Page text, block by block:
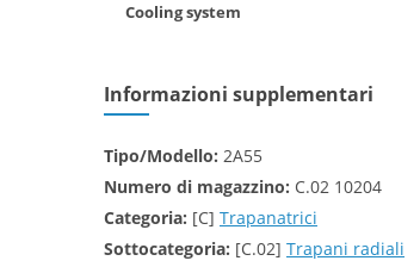
Cooling system
Informazioni supplementari
Tipo/Modello: 2A55
Numero di magazzino: C.02 10204
Categoria: [C] Trapanatrici
Sottocategoria: [C.02] Trapani radiali